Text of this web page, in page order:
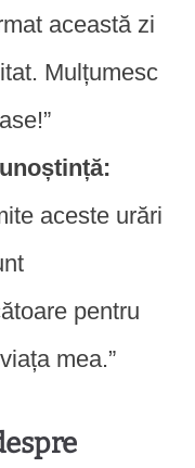
această zi
Mulțumesc
aceste urări
pentru
mea.”